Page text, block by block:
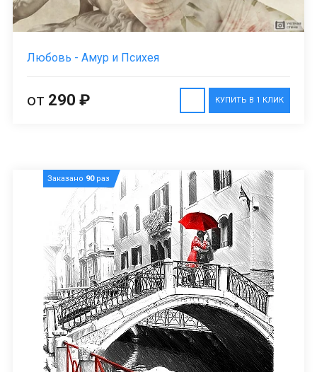
Любовь - Амур и Психея
КУПИТЬ В 1 КЛИК
от 290 ₽
Заказано 90раз